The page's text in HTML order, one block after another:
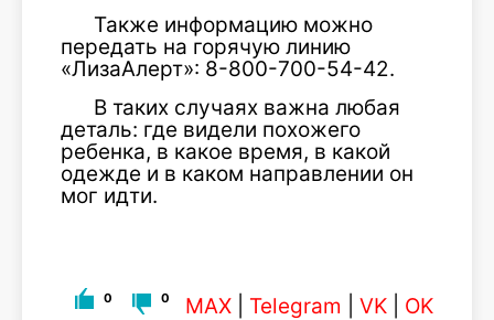
Также информацию можно
передать на горячую линию
«ЛизаАлерт»: 8-800-700-54-42.
В таких случаях важна любая
деталь: где видели похожего
ребенка, в какое время, в какой
одежде и в каком направлении он
мог идти.
0 0 MAX Telegram VK OK